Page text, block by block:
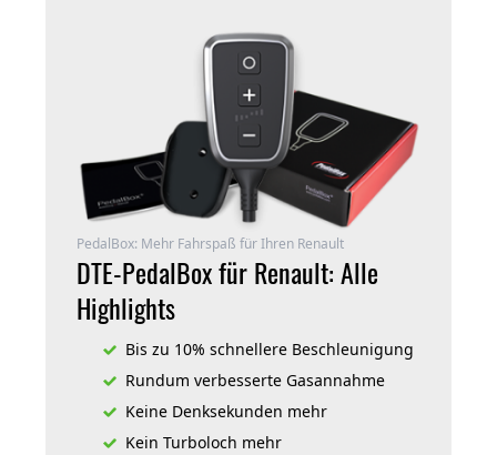
PedalBox: Mehr Fahrspaß für Ihren Renault
DTE-PedalBox für Renault: Alle
Highlights
Bis zu 10% schnellere Beschleunigung
Rundum verbesserte Gasannahme
Keine Denksekunden mehr
Kein Turboloch mehr